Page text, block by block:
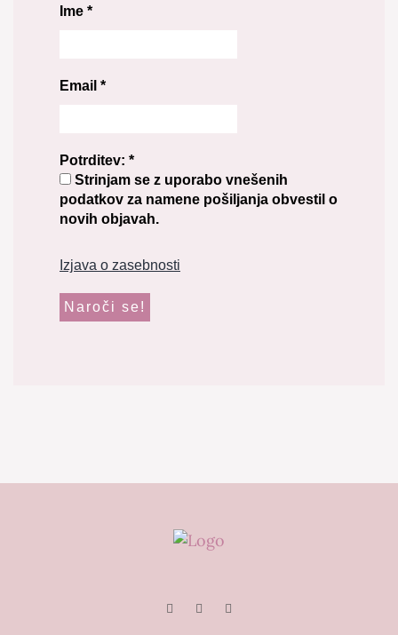
Ime *
Email *
Potrditev: *
Strinjam se z uporabo vnešenih
podatkov za namene pošiljanja obvestil o
novih objavah.
Izjava o zasebnosti